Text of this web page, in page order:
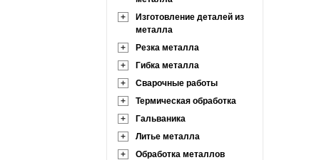
+
Изготовление деталей из
металла
+
Резка металла
+
Гибка металла
+
Сварочные работы
+
Термическая обработка
+
Гальваника
+
Литье металла
+
Обработка металлов